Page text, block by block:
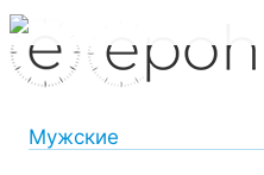
Мужские